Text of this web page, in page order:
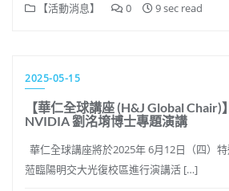
【活動消息】 0 9 sec read
2025-05-15
【華仁全球講座 (H&J Global
NVIDIA 劉洺堉博士專題演講
華仁全球講座將於2025年 6月12日（四）
蒞臨陽明交大光復校區進行演講活 […]